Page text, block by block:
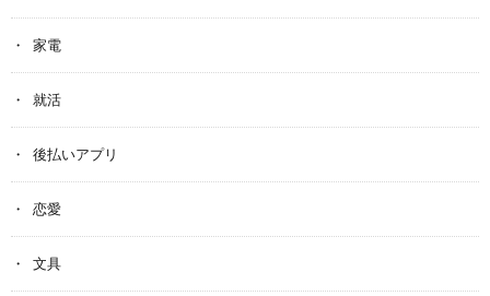
家電
就活
後払いアプリ
恋愛
文具